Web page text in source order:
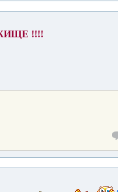
!!!!